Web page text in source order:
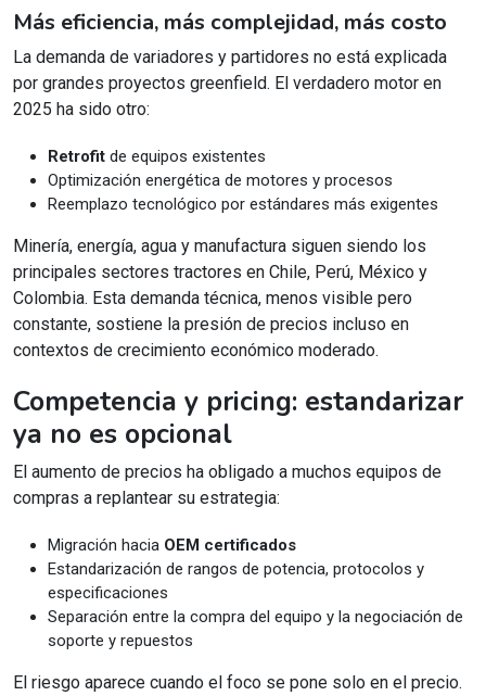
Más eficiencia, más complejidad, más costo
La demanda de variadores y partidores no está explicada
por grandes proyectos greenfield. El verdadero motor en
2025 ha sido otro:
Retrofit de equipos existentes
Optimización energética de motores y procesos
Reemplazo tecnológico por estándares más exigentes
Minería, energía, agua y manufactura siguen siendo los
principales sectores tractores en Chile, Perú, México y
Colombia. Esta demanda técnica, menos visible pero
constante, sostiene la presión de precios incluso en
contextos de crecimiento económico moderado.
Competencia y pricing: estandarizar
ya no es opcional
El aumento de precios ha obligado a muchos equipos de
compras a replantear su estrategia:
Migración hacia OEM certificados
Estandarización de rangos de potencia, protocolos y
especificaciones
Separación entre la compra del equipo y la negociación de
soporte y repuestos
El riesgo aparece cuando el foco se pone solo en el precio.